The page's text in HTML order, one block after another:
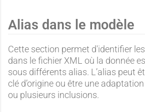
Alias dans le modèle
Cette section permet d'identifier
dans le fichier XML où la donnée
sous différents alias. L’alias peut
clé d’origine ou être une
ou plusieurs inclusions.